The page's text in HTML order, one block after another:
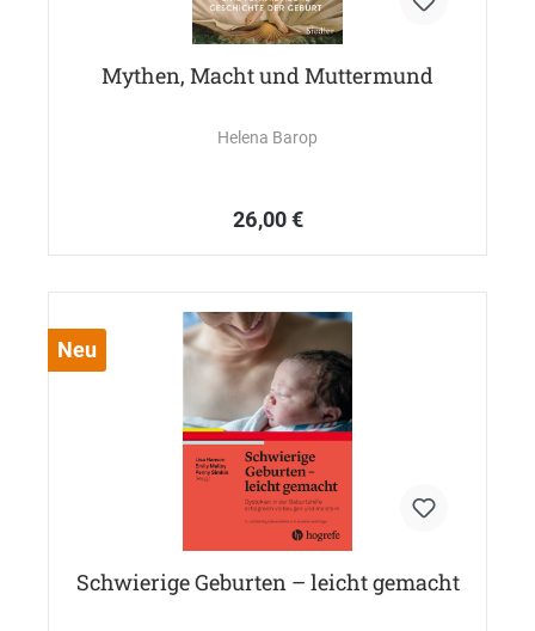
Mythen, Macht und Muttermund
Helena Barop
26,00 €
Neu
Schwierige Geburten – leicht gemacht